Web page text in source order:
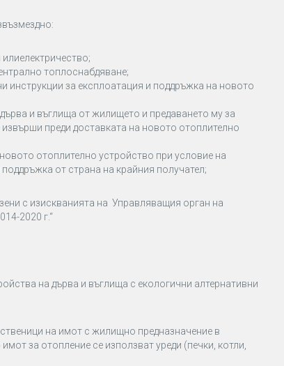
илиелектричество;
топлоснабдяване;
инструкции за експлоатация и поддръжка на новото
и въглища от жилището и предаването му за
преди доставката на новото отоплително
отоплително устройство при условие на
от страна на крайния получател;
с изискванията на Управляващия орган на
2020 г.“
на дърва и въглища с екологични алтернативни
на имот с жилищно предназначение в
за отопление се използват уреди (печки, котли,